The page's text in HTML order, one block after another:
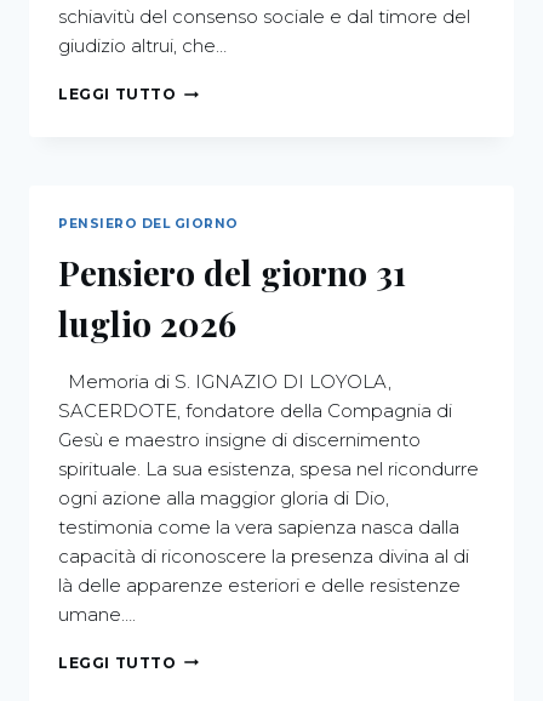
schiavitù del consenso sociale e dal timore del
giudizio altrui, che…
LEGGI TUTTO
PENSIERO DEL GIORNO
Pensiero del giorno 31
luglio 2026
Memoria di S. IGNAZIO DI LOYOLA,
SACERDOTE, fondatore della Compagnia di
Gesù e maestro insigne di discernimento
spirituale. La sua esistenza, spesa nel ricondurre
ogni azione alla maggior gloria di Dio,
testimonia come la vera sapienza nasca dalla
capacità di riconoscere la presenza divina al di
là delle apparenze esteriori e delle resistenze
umane….
LEGGI TUTTO